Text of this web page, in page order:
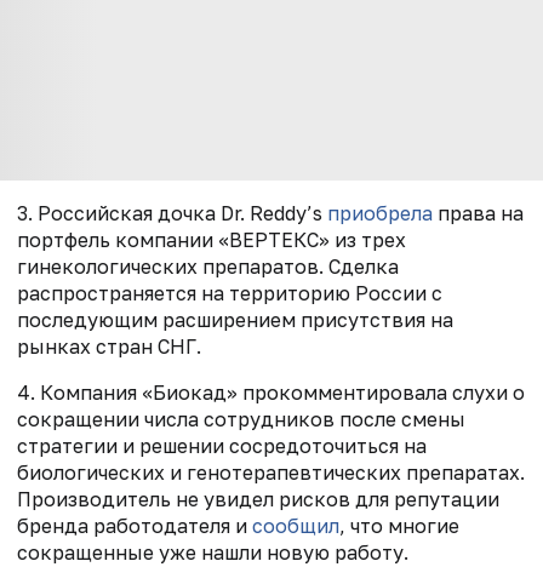
3. Российская дочка Dr. Reddy’s приобрела права на
портфель компании «ВЕРТЕКС» из трех
гинекологических препаратов. Сделка
распространяется на территорию России с
последующим расширением присутствия на
рынках стран СНГ.
4. Компания «Биокад» прокомментировала слухи о
сокращении числа сотрудников после смены
стратегии и решении сосредоточиться на
биологических и генотерапевтических препаратах.
Производитель не увидел рисков для репутации
бренда работодателя и сообщил, что многие
сокращенные уже нашли новую работу.